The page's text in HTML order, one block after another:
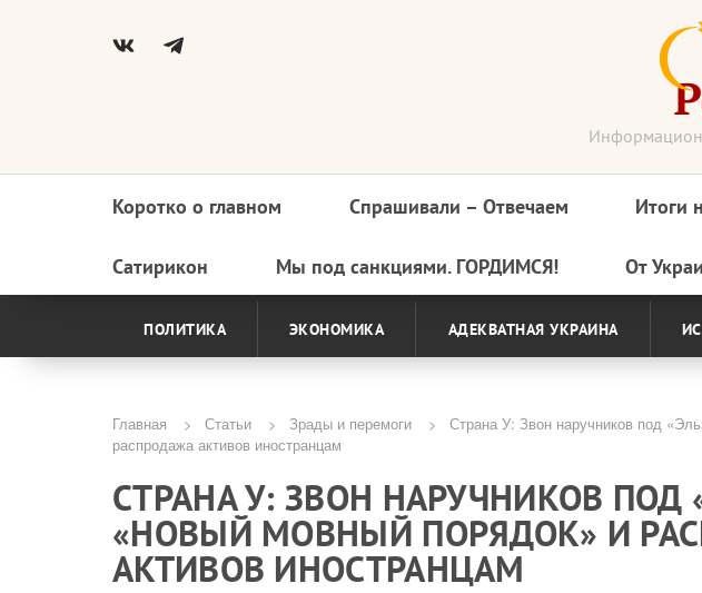
Основная
навигация
Коротко о главном Спрашивали – Отвечаем Итоги
Сатирикон Мы под санкциями. ГОРДИМСЯ! От
ПОЛИТИКА ЭКОНОМИКА АДЕКВАТНАЯ УКРАИНА
Строка
навигации
Главная Статьи Зрады и перемоги
Страна У: Звон наручников под
распродажа активов иностранцам
СТРАНА У: ЗВОН НАРУЧНИКОВ ПОД
«НОВЫЙ МОВНЫЙ ПОРЯДОК» И
АКТИВОВ ИНОСТРАНЦАМ